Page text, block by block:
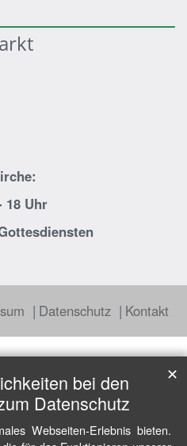
18 Uhr
Datenschutz Kontakt
bei den
Datenschutz
Webseiten-Erlebnis bieten.
✕